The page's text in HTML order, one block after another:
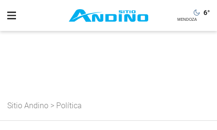
6°
Sitio Andino > Política